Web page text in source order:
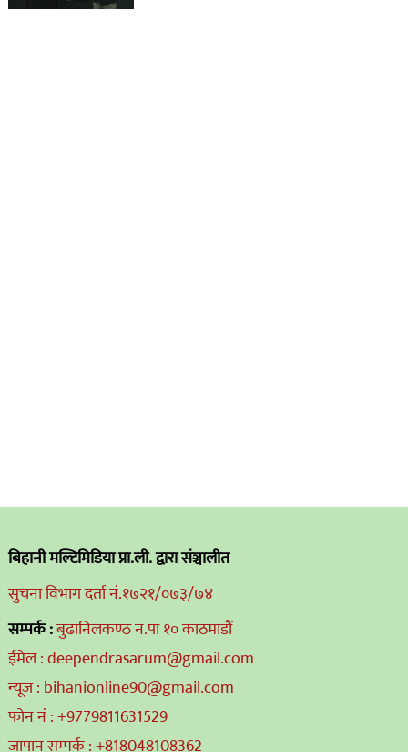
बिहानी मल्टिमिडिया प्रा.ली. द्वारा संञ्चालीत
सुचना विभाग दर्ता नं.१७२१/०७३/७४
सम्पर्क :बुढानिलकण्ठ न.पा १० काठमाडौं
ईमेल : deependrasarum@gmail.com
न्यूज : bihanionline90@gmail.com
फोन नं : +9779811631529